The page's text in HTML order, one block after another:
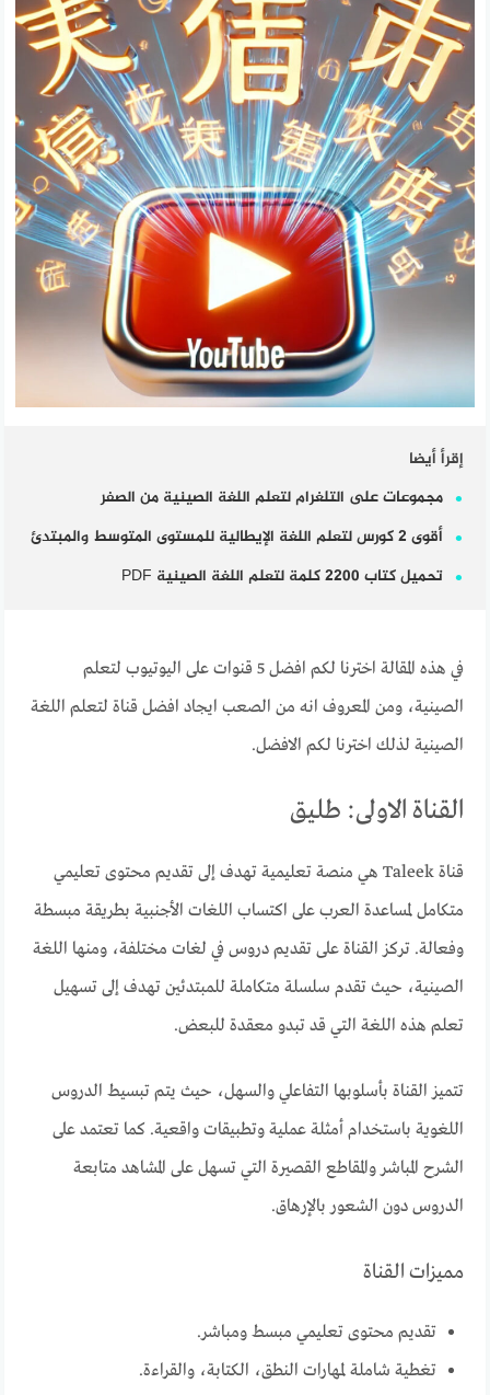
إقرأ أيضا
مجموعات على التلغرام لتعلم اللغة الصينية من الصفر
أقوى 2 كورس لتعلم اللغة الإيطالية للمستوى المتوسط والمبتدئ
تحميل كتاب 2200 كلمة لتعلم اللغة الصينية PDF
في هذه المقالة اخترنا لكم افضل 5 قنوات على اليوتيوب لتعلم
الصينية، ومن المعروف انه من الصعب ايجاد افضل قناة لتعلم اللغة
الصينية لذلك اخترنا لكم الافضل.
القناة الاولى: طليق
قناة Taleek هي منصة تعليمية تهدف إلى تقديم محتوى تعليمي
متكامل لمساعدة العرب على اكتساب اللغات الأجنبية بطريقة مبسطة
وفعالة. تركز القناة على تقديم دروس في لغات مختلفة، ومنها اللغة
الصينية، حيث تقدم سلسلة متكاملة للمبتدئين تهدف إلى تسهيل
تعلم هذه اللغة التي قد تبدو معقدة للبعض.
تتميز القناة بأسلوبها التفاعلي والسهل، حيث يتم تبسيط الدروس
اللغوية باستخدام أمثلة عملية وتطبيقات واقعية. كما تعتمد على
الشرح المباشر والمقاطع القصيرة التي تسهل على المشاهد متابعة
الدروس دون الشعور بالإرهاق.
مميزات القناة
تقديم محتوى تعليمي مبسط ومباشر.
تغطية شاملة لمهارات النطق، الكتابة، والقراءة.